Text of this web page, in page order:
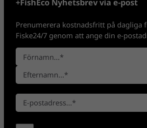
+FishEco Nyhetsbrev via e-post
Prenumerera kostnadsfritt på dagliga
Fiske24/7 genom att ange din e-
N
a
n
*
F
ö
r
a
m
t
E
-